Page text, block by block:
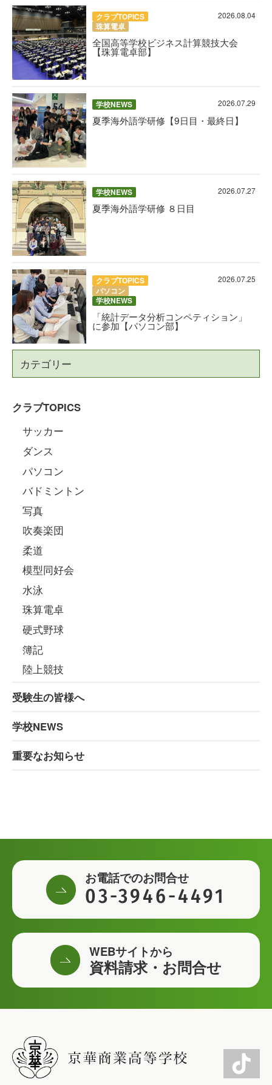
クラブTOPICS
珠算電卓
2026.08.04
全国高等学校ビジネス計算競技大会
【珠算電卓部】
学校NEWS 2026.07.29
夏季海外語学研修【9日目・最終日】
学校NEWS 2026.07.27
夏季海外語学研修 ８日目
クラブTOPICS
パソコン
学校NEWS
2026.07.25
「統計データ分析コンペティション」
に参加【パソコン部】
カテゴリー
クラブTOPICS
サッカー
ダンス
パソコン
バドミントン
写真
吹奏楽団
柔道
模型同好会
水泳
珠算電卓
硬式野球
簿記
陸上競技
受験生の皆様へ
学校NEWS
重要なお知らせ
お電話でのお問合せ
03-3946-4491
WEBサイトから
資料請求・お問合せ